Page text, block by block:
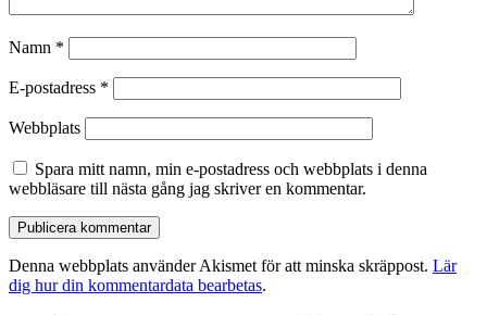
Namn *
E-postadress *
Webbplats
Spara mitt namn, min e-postadress och webbplats i denna
webbläsare till nästa gång jag skriver en kommentar.
Denna webbplats använder Akismet för att minska skräppost. Lär
dig hur din kommentardata bearbetas.